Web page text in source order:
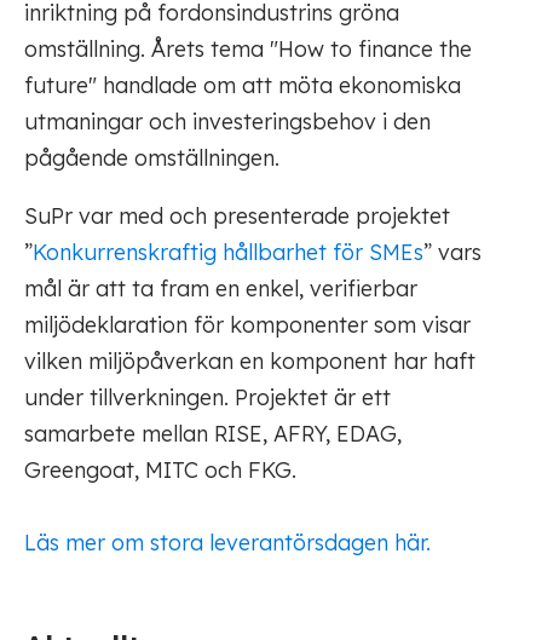
inriktning på fordonsindustrins gröna
omställning. Årets tema "How to finance the
future" handlade om att möta ekonomiska
utmaningar och investeringsbehov i den
pågående omställningen.
SuPr var med och presenterade projektet
”Konkurrenskraftig hållbarhet för SMEs” vars
mål är att ta fram en enkel, verifierbar
miljödeklaration för komponenter som visar
vilken miljöpåverkan en komponent har haft
under tillverkningen. Projektet är ett
samarbete mellan RISE, AFRY, EDAG,
Greengoat, MITC och FKG.
Läs mer om stora leverantörsdagen här.